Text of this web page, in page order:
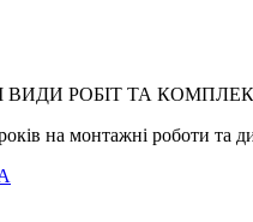
ВИДИ РОБІТ ТА
на монтажні роботи та